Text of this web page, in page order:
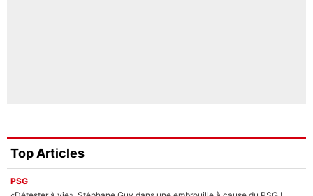
Top Articles
PSG